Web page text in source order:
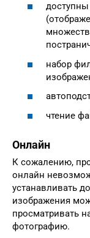
набор
чтение
Онлайн
К сожалению,
онлайн
устанавливать
изображения
просматривать
фотографию.